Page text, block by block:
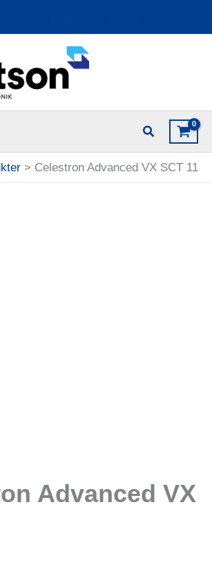
Celestron Advanced VX SCT 11
Advanced VX